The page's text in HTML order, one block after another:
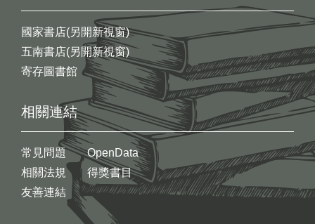
國家書店(另開新視窗)
五南書店(另開新視窗)
寄存圖書館
相關連結
常見問題
相關法規
友善連結
OpenData
得獎書目